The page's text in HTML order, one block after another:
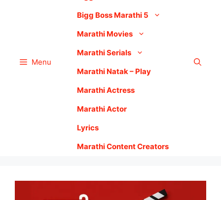
Menu
Bigg Boss Marathi 5
Marathi Movies
Marathi Serials
Marathi Natak – Play
Marathi Actress
Marathi Actor
Lyrics
Marathi Content Creators